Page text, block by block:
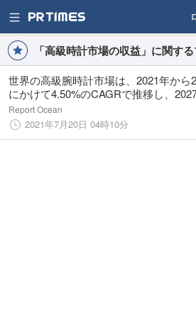
「高級時計市場の収益」に関す
世界の高級腕時計市場は、2021年から
にかけて4.50%のCAGRで推移し、
は513億1730万ドルに達すると予想され
ます。
Report Ocean
2021年7月20日 04時10分